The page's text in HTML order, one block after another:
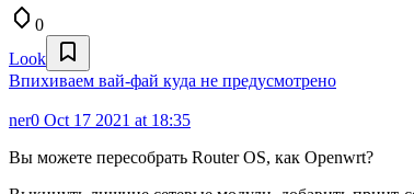
0
Look
Впихиваем вай-фай куда не предусмотрено
ner0 Oct 17 2021 at 18:35
Вы можете пересобрать Router OS, как Openwrt?